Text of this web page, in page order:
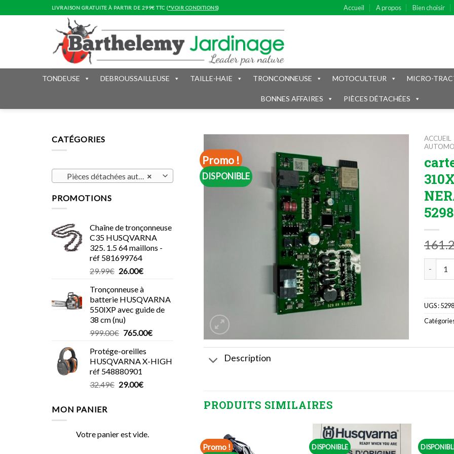
to
LIVRAISON GRATUITE À PARTIR DE 299€ TTC (*VOIR CONDITIONS) Accueil A propos Bien choisir
TONDEUSE DEBROUSSAILLEUSE TAILLE-HAIE TRONCONNEUSE MOTOCULTEUR MICRO-
BONNES AFFAIRES PIÈCES DÉTACHÉES
CATÉGORIES
×
Pièces détachées automower (170)
PROMOTIONS
Chaîne de tronçonneuse
C35 HUSQVARNA
325. 1.5 64 maillons -
réf 581699764
29.99€ Le
initial
était :
29.99€.
26.00€Le
actuel
est :
26.00€.
Tronçonneuse à
batterie HUSQVARNA
550IXP avec guide de
38 cm (nu)
999.00€ Le
initial
était :
999.00€.
765.00€Le
est :
Protége-oreilles
HUSQVARNA X-HIGH
réf 548880901
32.49€ Le
29.00€Le
MON PANIER
Votre panier est vide.
Promo !
DISPONIBLE
ACCUEIL
UGS :
Description
PRODUITS SIMILAIRES
Promo ! DISPONIBLE